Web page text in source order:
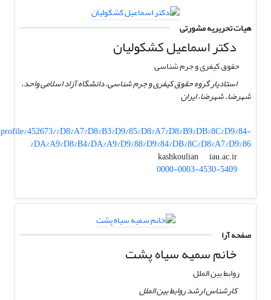
هیات تحریریه مشورتی
دکتر اسماعیل کشکولیان
حقوق کیفری و جرم شناسی
استادیار گروه حقوق کیفری و جرم شناسی، دانشگاه آزاد اسلامی واحد،
شهرضا، شهرضا، ایران
452673/%D8%A7%D8%B3%D9%85%D8%A7%D8%B9%DB%8C%D9%84-
%DA%A9%D8%B4%DA%A9%D9%88%D9%84%DB%8C%D8%A7%D9%86
kashkoulian
iau.ac.ir
0000-0003-4530-5409
صفحه آرا
خانم سمیه سیاه پشت
روابط بین الملل
کارشناس ارشد روابط بین الملل